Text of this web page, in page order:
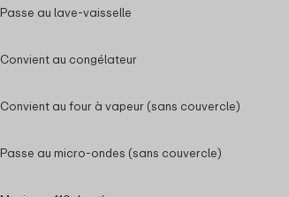
Passe au lave-vaisselle
Convient au congélateur
Convient au four à vapeur (sans couvercle)
Passe au micro-ondes (sans couvercle)